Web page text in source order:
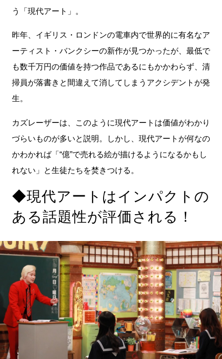
う「現代アート」。
昨年、イギリス・ロンドンの電車内で世界的に有名なア
ーティスト・バンクシーの新作が見つかったが、最低で
も数千万円の価値を持つ作品であるにもかかわらず、清
掃員が落書きと間違えて消してしまうアクシデントが発
生。
カズレーザーは、このように現代アートは価値がわかり
づらいものが多いと説明。しかし、現代アートが何なの
かわかれば「“億”で売れる絵が描けるようになるかもし
れない」と生徒たちを焚きつける。
◆現代アートはインパクトの
ある話題性が評価される！